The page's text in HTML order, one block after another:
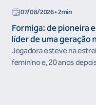
07/08/2026• 2min
Formiga: de pioneira
líder de uma geração
Jogadora esteve na
feminino e, 20 anos